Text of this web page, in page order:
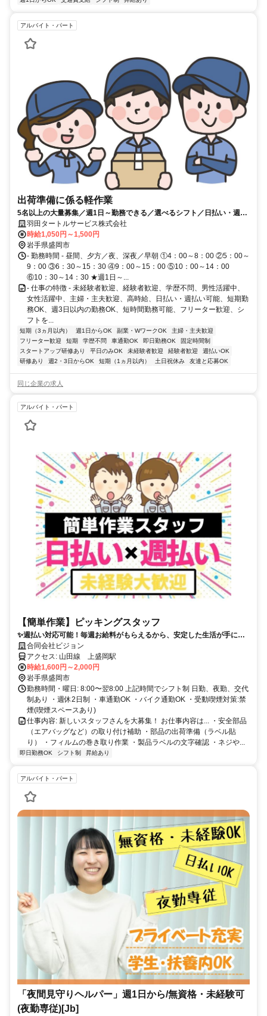
アルバイト・パート
出荷準備に係る軽作業
5名以上の大量募集／週1日～勤務できる／選べるシフト／日払い・週払
いOK／契約社員での雇用も可能
羽田タートルサービス株式会社
時給1,050円～1,500円
岩手県盛岡市
- 勤務時間 - 昼間、夕方／夜、深夜／早朝 ①4：00～8：00 ②5：00～
9：00 ③6：30～15：30 ④9：00～15：00 ⑤10：00～14：00
⑥10：30～14：30 ★週1日～...
- 仕事の特徴 - 未経験者歓迎、経験者歓迎、学歴不問、男性活躍中、
女性活躍中、主婦・主夫歓迎、高時給、日払い・週払い可能、短期勤
務OK、週3日以内の勤務OK、短時間勤務可能、フリーター歓迎、シ
フトを...
短期（3ヵ月以内） 週1日からOK 副業・WワークOK
主婦・主夫歓迎
フリーター歓迎
短期 学歴不問 車通勤OK 即日勤務OK
固定時間制
スタートアップ研修あり
平日のみOK 未経験者歓迎 経験者歓迎
週払いOK
研修あり
週2・3日からOK 短期（1ヵ月以内） 土日祝休み 友達と応募OK
同じ企業の求人
アルバイト・パート
【簡単作業】ピッキングスタッフ
✨週払い対応可能！毎週お給料がもらえるから、安定した生活が手に入
る⭐️合同会社ビジョン
アクセス: 山田線 上盛岡駅
時給1,600円～2,000円
岩手県盛岡市
勤務時間・曜日: 8:00〜翌8:00 上記時間でシフト制 日勤、夜勤、交代
制あり ・週休2日制 ・車通勤OK ・バイク通勤OK ・受動喫煙対策:禁
煙(喫煙スペースあり)
仕事内容: 新しいスタッフさんを大募集！ お仕事内容は... ・安全部品
（エアバッグなど）の取り付け補助 ・部品の出荷準備（ラベル貼
り） ・フィルムの巻き取り作業 ・製品ラベルの文字確認 ・ネジや...
即日勤務OK シフト制 昇給あり
アルバイト・パート
「夜間見守りヘルパー」週1日から/無資格・未経験可
(夜勤専従)[Jb]